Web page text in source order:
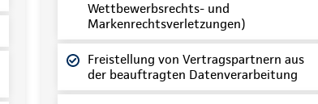
Wettbewerbsrechts- und
Markenrechtsverletzungen)
Freistellung von Vertragspartnern aus
der beauftragten Datenverarbeitung